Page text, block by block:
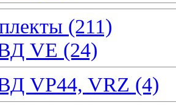
(211)
VE (24)
VP44, VRZ (4)